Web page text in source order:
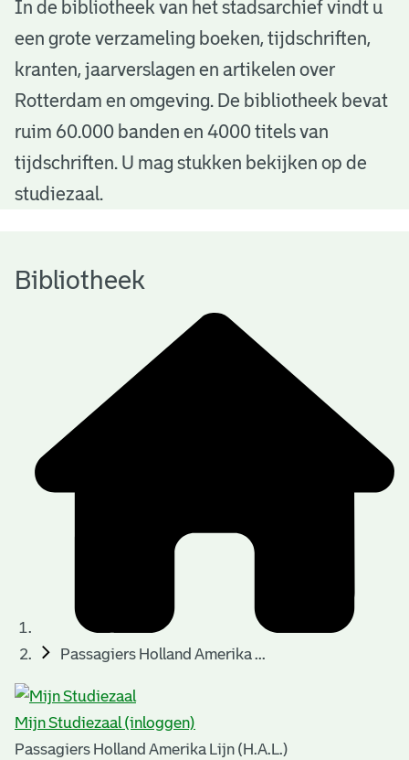
B
b
o
h
In de bibliotheek van het stadsarchief vindt u
een grote verzameling boeken, tijdschriften,
kranten, jaarverslagen en artikelen over
Rotterdam en omgeving. De bibliotheek bevat
ruim 60.000 banden en 4000 titels van
tijdschriften. U mag stukken bekijken op de
studiezaal.
Bibliotheek
Passagiers Holland Amerika ...
Mijn Studiezaal (inloggen)
Passagiers Holland Amerika Lijn (H.A.L.)